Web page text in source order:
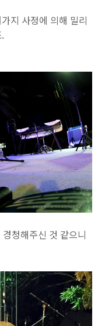
지 사정에 의해 밀리
청해주신 것 같으니